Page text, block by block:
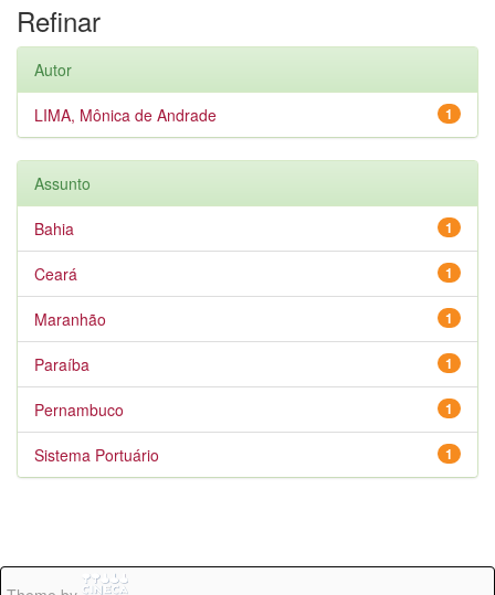
Refinar
Autor
1
LIMA, Mônica de Andrade
Assunto
1
Bahia
1
Ceará
1
Maranhão
1
Paraíba
1
Pernambuco
1
Sistema Portuário